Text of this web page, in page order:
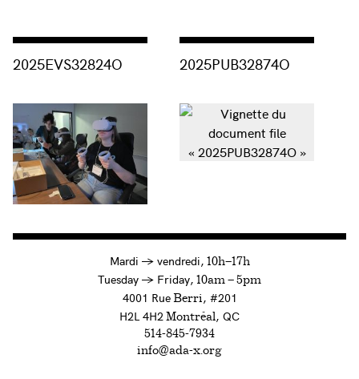
2025EVS32824O 2025PUB32874O
Mardi →à
vendredi, 10h—17h
Tuesday →toFriday, 10am — 5pm
4001 RueBerri, #201
H2L 4H2 Montréal, QC
514-845-7934
info@ada-x.org